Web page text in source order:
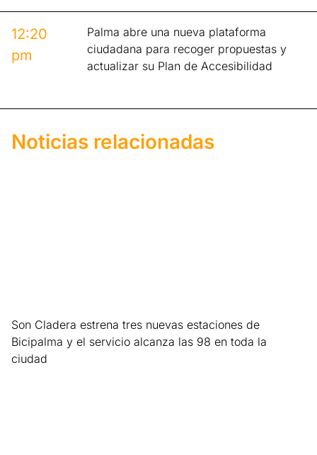
12:20
pm
Palma abre una nueva plataforma
ciudadana para recoger propuestas y
actualizar su Plan de Accesibilidad
Noticias relacionadas
Son Cladera estrena tres nuevas estaciones de
Bicipalma y el servicio alcanza las 98 en toda la
ciudad